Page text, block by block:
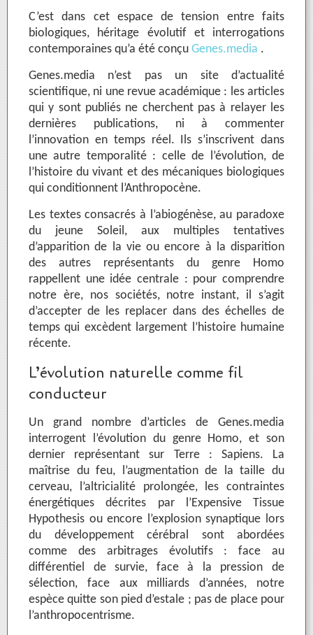
C’est dans cet espace de tension entre faits
biologiques, héritage évolutif et interrogations
contemporaines qu’a été conçu Genes.media .
Genes.media n’est pas un site d’actualité
scientifique, ni une revue académique : les articles
qui y sont publiés ne cherchent pas à relayer les
dernières publications, ni à commenter
l’innovation en temps réel. Ils s’inscrivent dans
une autre temporalité : celle de l’évolution, de
l’histoire du vivant et des mécaniques biologiques
qui conditionnent l’Anthropocène.
Les textes consacrés à l’abiogénèse, au paradoxe
du jeune Soleil, aux multiples tentatives
d’apparition de la vie ou encore à la disparition
des autres représentants du genre Homo
rappellent une idée centrale : pour comprendre
notre ère, nos sociétés, notre instant, il s’agit
d’accepter de les replacer dans des échelles de
temps qui excèdent largement l’histoire humaine
récente.
L’évolution naturelle comme fil
conducteur
Un grand nombre d’articles de Genes.media
interrogent l’évolution du genre Homo, et son
dernier représentant sur Terre : Sapiens. La
maîtrise du feu, l’augmentation de la taille du
cerveau, l’altricialité prolongée, les contraintes
énergétiques décrites par l’Expensive Tissue
Hypothesis ou encore l’explosion synaptique lors
du développement cérébral sont abordées
comme des arbitrages évolutifs : face au
différentiel de survie, face à la pression de
sélection, face aux milliards d’années, notre
espèce quitte son pied d’estale ; pas de place pour
l’anthropocentrisme.